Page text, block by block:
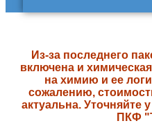
Из-за последнего
включена и
на химию и ее
сожалению,
актуальна. Уточняйте
ПКФ